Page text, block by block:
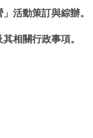
活動策訂與綜辦。
相關行政事項。